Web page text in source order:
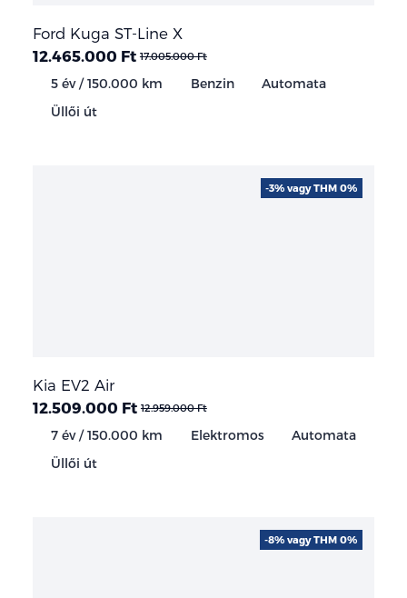
Ford Kuga ST-Line X
12.465.000 Ft 17.005.000 Ft
5 év / 150.000 km Benzin
Automata
Üllői út
Kia EV2 Air
12.509.000 Ft 12.959.000 Ft
7 év / 150.000 km Elektromos
Automata
Üllői út
-3% vagy THM 0%
-8% vagy THM 0%